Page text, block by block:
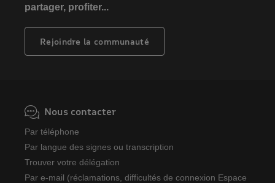
partager, profiter...
Rejoindre la communauté
Nous contacter
Par téléphone
Par langue des signes ou transcription
Trouver votre délégation
Par e-mail (réclamations, difficultés de connexion Espace